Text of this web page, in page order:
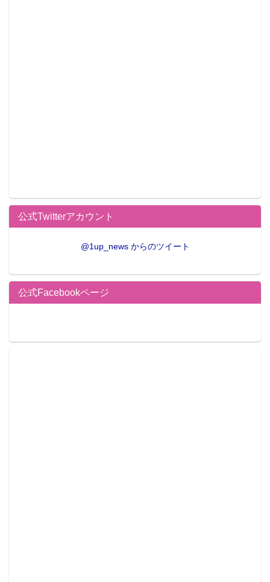
公式Twitterアカウント
@1up_news からのツイート
公式Facebookページ